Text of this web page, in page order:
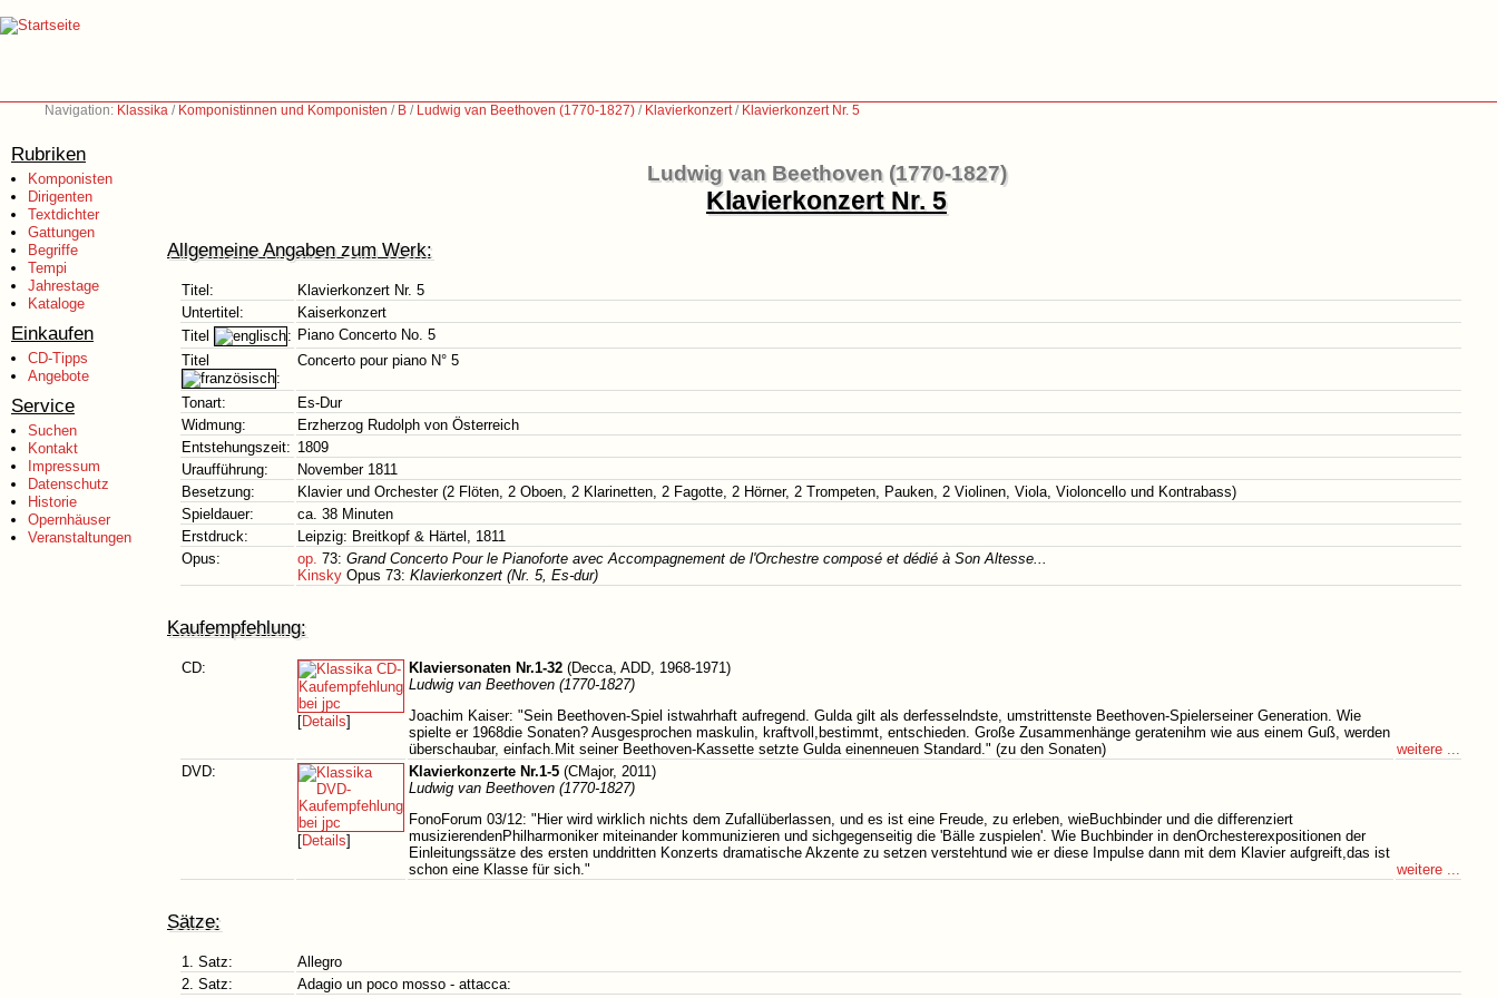
Navigation: Klassika / Komponistinnen und Komponisten / B / Ludwig van Beethoven (1770-1827) / Klavierkonzert/ Klavierkonzert Nr. 5
Rubriken
Komponisten
Dirigenten
Textdichter
Gattungen
Begriffe
Tempi
Jahrestage
Kataloge
Einkaufen
CD-Tipps
Angebote
Service
Suchen
Kontakt
Impressum
Datenschutz
Historie
Opernhäuser
Veranstaltungen
Ludwig van Beethoven (1770-1827)
Klavierkonzert Nr. 5
Allgemeine Angaben zum Werk:
Titel:
Klavierkonzert Nr. 5
Untertitel:
Kaiserkonzert
Titel
: Piano Concerto No. 5
Titel
:
Concerto pour piano N° 5
Tonart:
Es-Dur
Widmung:
Erzherzog Rudolph von Österreich
Entstehungszeit: 1809
Uraufführung:
November 1811
Besetzung:
Klavier und Orchester (2 Flöten, 2 Oboen, 2 Klarinetten, 2 Fagotte, 2 Hörner, 2 Trompeten, Pauken, 2 Violinen, Viola, Violoncello und Kontrabass)
Spieldauer:
ca. 38 Minuten
Erstdruck:
Leipzig: Breitkopf & Härtel, 1811
Opus:
op. 73: Grand Concerto Pour le Pianoforte avec Accompagnement de l'Orchestre composé et dédié à Son Altesse...
Kinsky Opus 73: Klavierkonzert (Nr. 5, Es-dur)
Kaufempfehlung:
CD:
[Details]
Klaviersonaten Nr.1-32 (Decca, ADD, 1968-1971)
Ludwig van Beethoven (1770-1827)
Joachim Kaiser: "Sein Beethoven-Spiel istwahrhaft aufregend. Gulda gilt als derfesselndste, umstrittenste Beethoven-Spielerseiner Generation. Wie
spielte er 1968die Sonaten? Ausgesprochen maskulin, kraftvoll,bestimmt, entschieden. Große Zusammenhänge geratenihm wie aus einem Guß, werden
überschaubar, einfach.Mit seiner Beethoven-Kassette setzte Gulda einenneuen Standard." (zu den Sonaten)
weitere ...
DVD:
[Details]
Klavierkonzerte Nr.1-5 (CMajor, 2011)
Ludwig van Beethoven (1770-1827)
FonoForum 03/12: "Hier wird wirklich nichts dem Zufallüberlassen, und es ist eine Freude, zu erleben, wieBuchbinder und die differenziert
musizierendenPhilharmoniker miteinander kommunizieren und sichgegenseitig die 'Bälle zuspielen'. Wie Buchbinder in denOrchesterexpositionen der
Einleitungssätze des ersten unddritten Konzerts dramatische Akzente zu setzen verstehtund wie er diese Impulse dann mit dem Klavier aufgreift,das ist
schon eine Klasse für sich."
weitere ...
Sätze:
1. Satz:
Allegro
2. Satz:
Adagio un poco mosso - attacca: